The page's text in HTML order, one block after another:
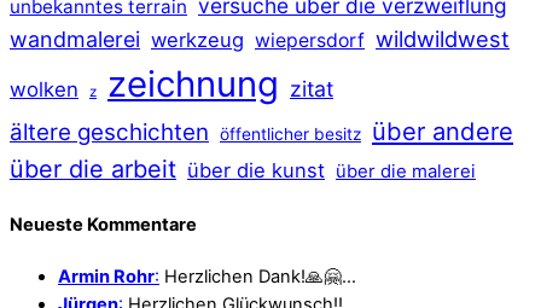
unbekanntes terrain versuche über die verzweiflung
wandmalerei werkzeug wiepersdorf wildwildwest
wolken z zeichnung zitat
ältere geschichten öffentlicher besitz über andere
über die arbeit über die kunst über die malerei
Neueste Kommentare
Armin Rohr: Herzlichen Dank!🙏🤗…